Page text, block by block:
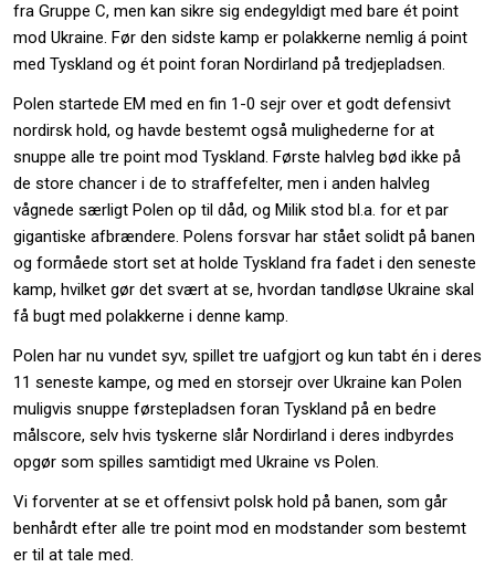
fra Gruppe C, men kan sikre sig endegyldigt med bare ét point
mod Ukraine. Før den sidste kamp er polakkerne nemlig á point
med Tyskland og ét point foran Nordirland på tredjepladsen.
Polen startede EM med en fin 1-0 sejr over et godt defensivt
nordirsk hold, og havde bestemt også mulighederne for at
snuppe alle tre point mod Tyskland. Første halvleg bød ikke på
de store chancer i de to straffefelter, men i anden halvleg
vågnede særligt Polen op til dåd, og Milik stod bl.a. for et par
gigantiske afbrændere. Polens forsvar har stået solidt på banen
og formåede stort set at holde Tyskland fra fadet i den seneste
kamp, hvilket gør det svært at se, hvordan tandløse Ukraine skal
få bugt med polakkerne i denne kamp.
Polen har nu vundet syv, spillet tre uafgjort og kun tabt én i deres
11 seneste kampe, og med en storsejr over Ukraine kan Polen
muligvis snuppe førstepladsen foran Tyskland på en bedre
målscore, selv hvis tyskerne slår Nordirland i deres indbyrdes
opgør som spilles samtidigt med Ukraine vs Polen.
Vi forventer at se et offensivt polsk hold på banen, som går
benhårdt efter alle tre point mod en modstander som bestemt
er til at tale med.